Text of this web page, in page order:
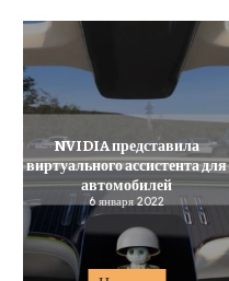
NVIDIA представила
виртуального ассистента для
автомобилей
6 января 2022